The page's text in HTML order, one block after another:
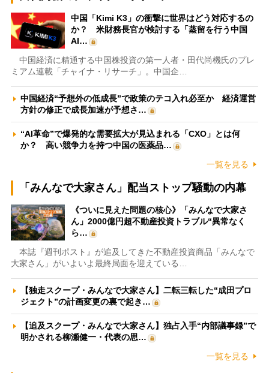
中国「Kimi K3」の衝撃に世界はどう対応するの
か？ 米財務長官が検討する「蒸留を行う中国
AI…
中国経済に精通する中国株投資の第一人者・田代尚機氏のプレ
ミアム連載「チャイナ・リサーチ」。中国企…
中国経済“予想外の低成長”で政策のテコ入れ必至か 経済運営
方針の修正で成長加速が予想さ…
“AI革命”で爆発的な需要拡大が見込まれる「CXO」とは何
か？ 高い競争力を持つ中国の医薬品…
一覧を見る
「みんなで大家さん」配当ストップ騒動の内幕
《ついに見えた問題の核心》「みんなで大家さ
ん」2000億円超不動産投資トラブル“異常なく
ら…
本誌『週刊ポスト』が追及してきた不動産投資商品「みんなで
大家さん」がいよいよ最終局面を迎えている…
【独走スクープ・みんなで大家さん】二転三転した“成田プロ
ジェクト”の計画変更の裏で起き…
【追及スクープ・みんなで大家さん】独占入手“内部議事録”で
明かされる柳瀬健一・代表の思…
一覧を見る